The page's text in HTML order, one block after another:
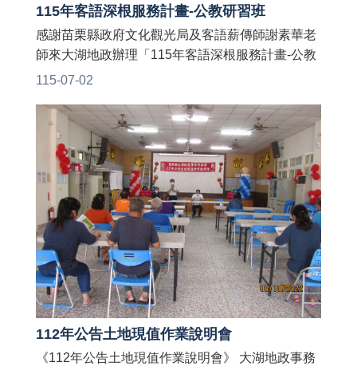
115年客語深根服務計畫-公教研習班
115-07-02
感謝苗栗縣政府文化觀光局及客語薪傳師謝素華老
師來大湖地政辦理「115年客語深根服務計畫-公教
研習班」👏👏 老師授課生動活潑，帶來許多有趣的
輕鬆愉快的氛圍中學習到許多實用的客語🤩 期待將
所學運用於日常生活及職場，共創友善客語環境❣️
112年公告土地現值作業說明會
《112年公告土地現值作業說明會》 大湖地政事務